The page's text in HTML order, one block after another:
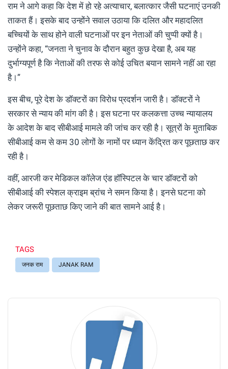
राम ने आगे कहा कि देश में हो रहे अत्याचार, बलात्कार जैसी घटनाएं उनकी
ताकत हैं। इसके बाद उन्होंने सवाल उठाया कि दलित और महादलित
बच्चियों के साथ होने वाली घटनाओं पर इन नेताओं की चुप्पी क्यों है।
उन्होंने कहा, “जनता ने चुनाव के दौरान बहुत कुछ देखा है, अब यह
दुर्भाग्यपूर्ण है कि नेताओं की तरफ से कोई उचित बयान सामने नहीं आ रहा
है।”
इस बीच, पूरे देश के डॉक्टरों का विरोध प्रदर्शन जारी है। डॉक्टरों ने
सरकार से न्याय की मांग की है। इस घटना पर कलकत्ता उच्च न्यायालय
के आदेश के बाद सीबीआई मामले की जांच कर रही है। सूत्रों के मुताबिक
सीबीआई कम से कम 30 लोगों के नामों पर ध्यान केंद्रित कर पूछताछ कर
रही है।
वहीं, आरजी कर मेडिकल कॉलेज एंड हॉस्पिटल के चार डॉक्टरों को
सीबीआई की स्पेशल क्राइम ब्रांच ने समन किया है। इनसे घटना को
लेकर जरूरी पूछताछ किए जाने की बात सामने आई है।
TAGS
जनक राम JANAK RAM